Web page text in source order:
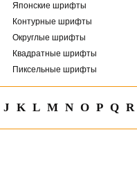
Японские шрифты
Контурные шрифты
Округлые шрифты
Квадратные шрифты
Пиксельные шрифты
J K L M N O P Q R